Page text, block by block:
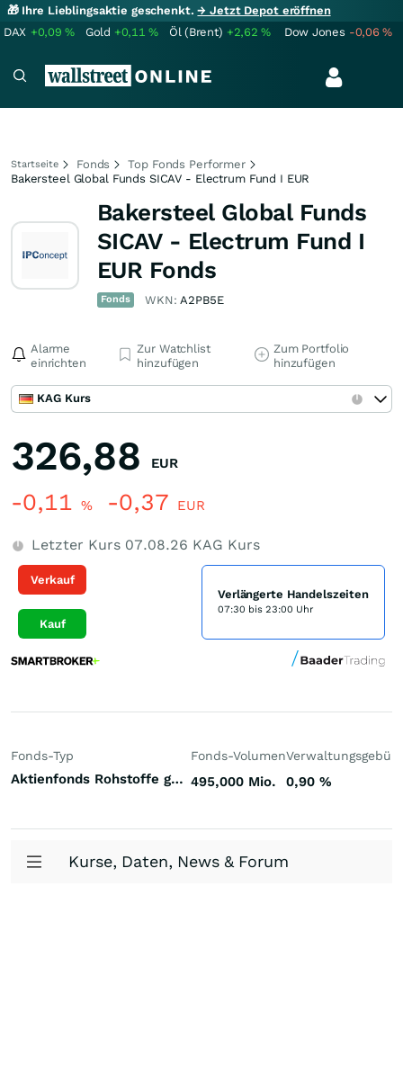
🎁 Ihre Lieblingsaktie geschenkt.→ Jetzt Depot eröffnen
DAX +0,09% Gold +0,11% Öl (Brent) +2,62% Dow Jones -0,06%
Startseite Fonds
Top Fonds Performer
Bakersteel Global Funds SICAV - Electrum Fund I EUR
Bakersteel Global Funds
SICAV - Electrum Fund I
EUR Fonds
Fonds WKN:A2PB5E
Alarme
einrichten
Zur Watchlist
hinzufügen
Zum Portfolio
hinzufügen
KAG Kurs
326,88 EUR
-0,11 % -0,37 EUR
Letzter Kurs 07.08.26 KAG Kurs
Verkauf
Kauf
Verlängerte Handelszeiten
07:30 bis 23:00 Uhr
Fonds-Typ
Aktienfonds Rohstoffe gemischt Welt
Fonds-Volumen
495,000 Mio. 0,90 %
Kurse, Daten, News & Forum